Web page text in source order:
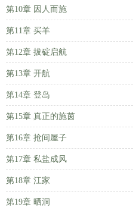
第10章 因人而施
第11章 买羊
第12章 拔碇启航
第13章 开航
第14章 登岛
第15章 真正的施茵
第16章 抢间屋子
第17章 私盐成风
第18章 江家
第19章 晒洞